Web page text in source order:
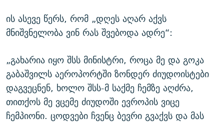
ის ასევე წერს, რომ „დღეს აღარ აქვს
მნიშვნელობა ვინ რას შვებოდა ადრე“:
„გახარია იყო შსს მინისტრი, როცა მე და გოკა
გაბაშვილს აეროპორტში ზონდერ ძიუდოისტები
დაგვეცნენ, ხოლო შსს-მ საქმე ჩემზე აღძრა,
თითქოს მე ვცემე ძიუდოში ევროპის ვიცე
ჩემპიონი. ცოდვები ჩვენც ბევრი გვაქვს და მას